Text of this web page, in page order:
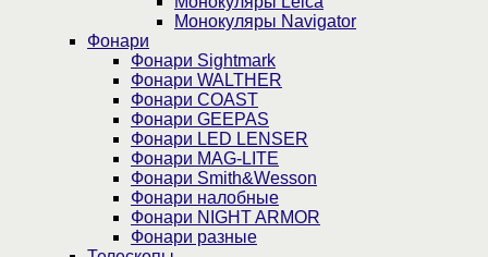
Монокуляры Navigator
Фонари
Фонари Sightmark
Фонари WALTHER
Фонари COAST
Фонари GEEPAS
Фонари LED LENSER
Фонари MAG-LITE
Фонари Smith&Wesson
Фонари налобные
Фонари NIGHT ARMOR
Фонари разные